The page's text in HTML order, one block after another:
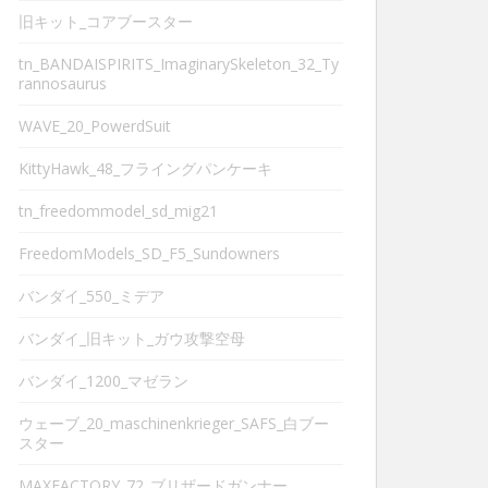
旧キット_コアブースター
tn_BANDAISPIRITS_ImaginarySkeleton_32_Ty
rannosaurus
WAVE_20_PowerdSuit
KittyHawk_48_フライングパンケーキ
tn_freedommodel_sd_mig21
FreedomModels_SD_F5_Sundowners
バンダイ_550_ミデア
バンダイ_旧キット_ガウ攻撃空母
バンダイ_1200_マゼラン
ウェーブ_20_maschinenkrieger_SAFS_白ブー
スター